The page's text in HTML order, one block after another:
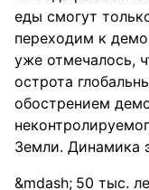
еды смогут
переходим к
уже отмечалось,
острота
обострением
Земли. Динамика
50 тыс.